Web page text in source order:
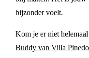
bijzonder voelt.
Kom je er niet
Buddy van Villa Pinedo